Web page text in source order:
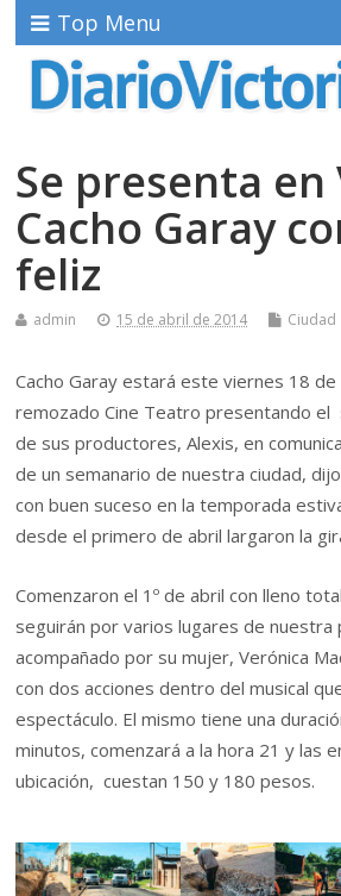
Top Menu
Se presenta
Cacho Garay
feliz
admin 15 de abril de 2014 Ciudad
Cacho Garay estará este viernes 18 de
remozado Cine Teatro presentando el
de sus productores, Alexis, en
de un semanario de nuestra ciudad,
con buen suceso en la temporada
desde el primero de abril largaron la
Comenzaron el 1º de abril con lleno
seguirán por varios lugares de nuestra
acompañado por su mujer, Verónica
con dos acciones dentro del musical
espectáculo. El mismo tiene una
minutos, comenzará a la hora 21 y las
ubicación, cuestan 150 y 180 pesos.